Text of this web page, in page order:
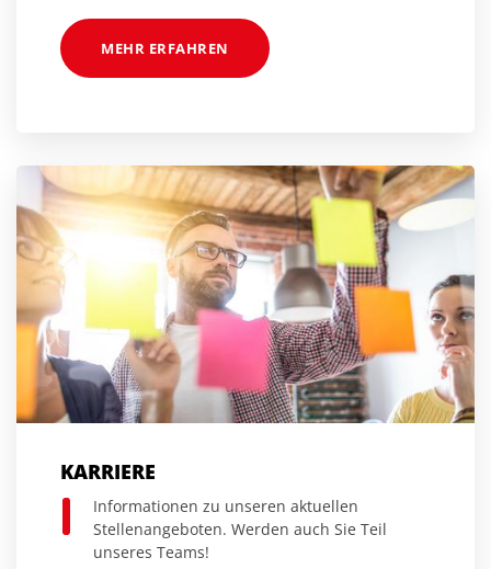
MEHR ERFAHREN
KARRIERE
Informationen zu unseren aktuellen
Stellenangeboten. Werden auch Sie Teil
unseres Teams!